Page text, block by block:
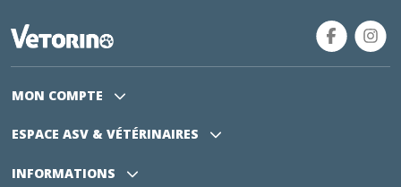
MON COMPTE
ESPACE ASV & VÉTÉRINAIRES
INFORMATIONS